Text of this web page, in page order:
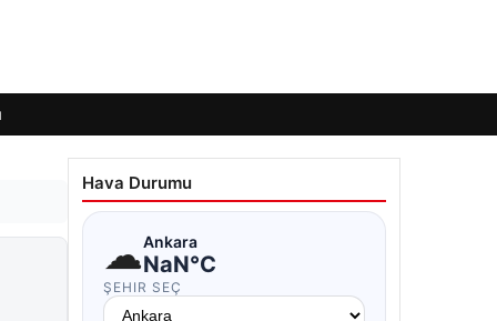
Hava Durumu
☁Ankara
NaN°C
ŞEHIR SEÇ